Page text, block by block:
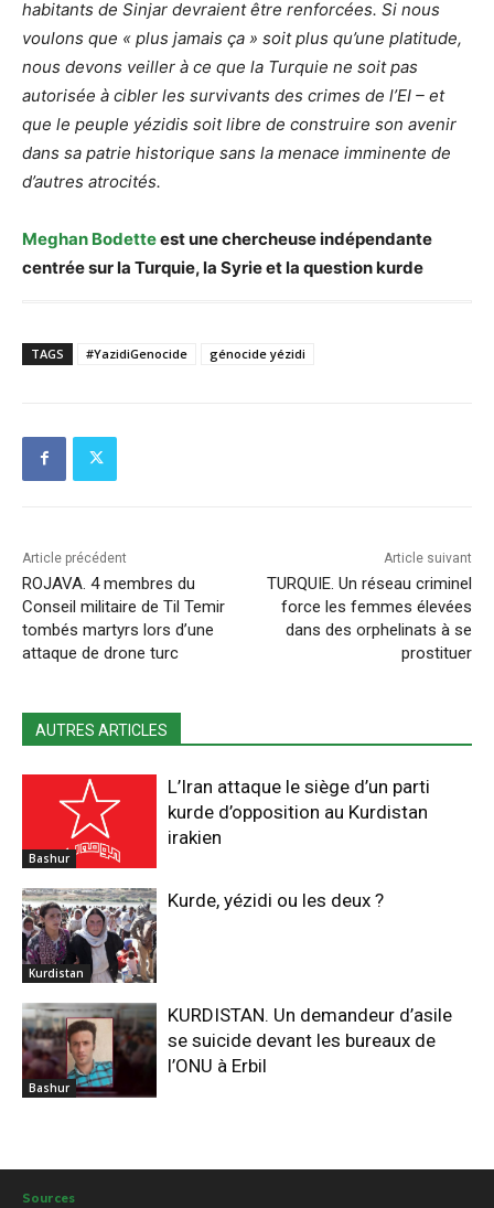
habitants de Sinjar devraient être renforcées. Si nous
voulons que « plus jamais ça » soit plus qu’une platitude,
nous devons veiller à ce que la Turquie ne soit pas
autorisée à cibler les survivants des crimes de l’EI – et
que le peuple yézidis soit libre de construire son avenir
dans sa patrie historique sans la menace imminente de
d’autres atrocités.
Meghan Bodetteest une chercheuse indépendante
centrée sur la Turquie, la Syrie et la question kurde
TAGS #YazidiGenocide génocide yézidi
Article précédent
ROJAVA. 4 membres du
Conseil militaire de Til Temir
tombés martyrs lors d’une
attaque de drone turc
Article suivant
TURQUIE. Un réseau criminel
force les femmes élevées
dans des orphelinats à se
prostituer
AUTRES ARTICLES
Bashur
L’Iran attaque le siège d’un parti
kurde d’opposition au Kurdistan
irakien
Kurdistan
Kurde, yézidi ou les deux ?
Bashur
KURDISTAN. Un demandeur d’asile
se suicide devant les bureaux de
l’ONU à Erbil
Sources